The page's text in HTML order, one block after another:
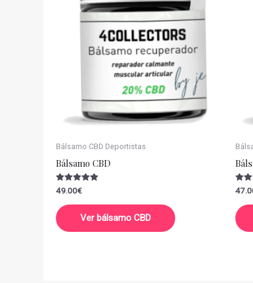
Bálsamo CBD Deportistas
Bálsamo CBD
Valorado
con
5.00
de 5
49.00€
Ver bálsamo CBD
con
5.00
de 5